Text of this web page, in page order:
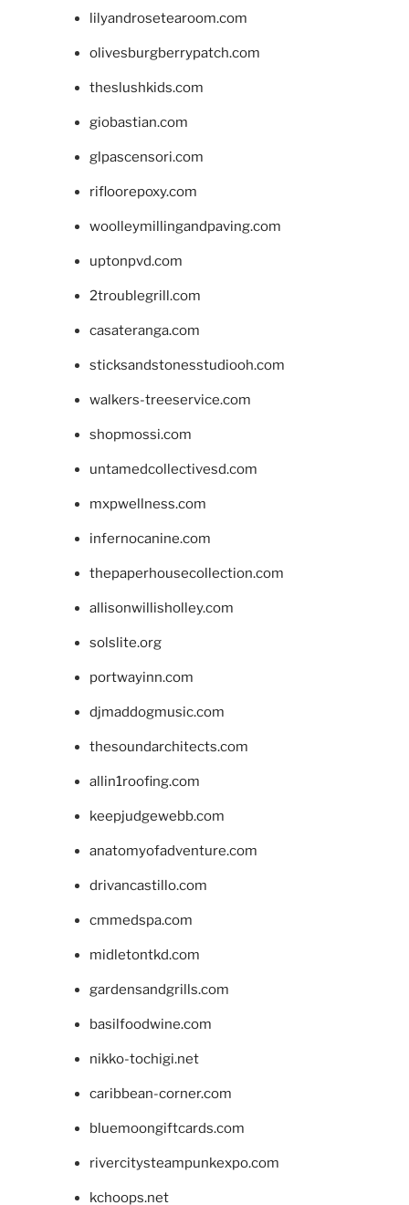
lilyandrosetearoom.com
olivesburgberrypatch.com
theslushkids.com
giobastian.com
glpascensori.com
rifloorepoxy.com
woolleymillingandpaving.com
uptonpvd.com
2troublegrill.com
casateranga.com
sticksandstonesstudiooh.com
walkers-treeservice.com
shopmossi.com
untamedcollectivesd.com
mxpwellness.com
infernocanine.com
thepaperhousecollection.com
allisonwillisholley.com
solslite.org
portwayinn.com
djmaddogmusic.com
thesoundarchitects.com
allin1roofing.com
keepjudgewebb.com
anatomyofadventure.com
drivancastillo.com
cmmedspa.com
midletontkd.com
gardensandgrills.com
basilfoodwine.com
nikko-tochigi.net
caribbean-corner.com
bluemoongiftcards.com
rivercitysteampunkexpo.com
kchoops.net